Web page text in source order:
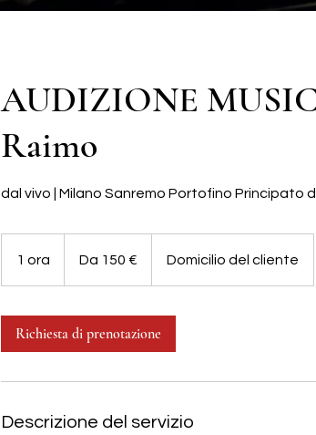
AUDIZIONE
Raimo
dal vivo | Milano Sanremo Portofino Principato
1 ora
euroDa 150 € Domicilio del cliente
Richiesta di prenotazione
Descrizione del servizio